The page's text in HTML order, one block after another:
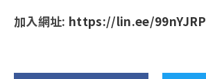
加入網址: https://lin.ee/99nYJRP